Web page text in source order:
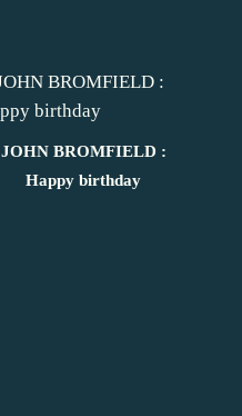
JOHN BROMFIELD :
Happy birthday